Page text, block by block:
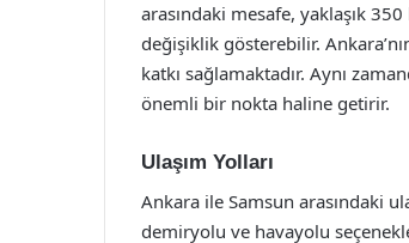
arasındaki mesafe, yaklaşık
değişiklik gösterebilir.
katkı sağlamaktadır. Aynı
önemli bir nokta haline getirir.
Ulaşım Yolları
Ankara ile Samsun arasındaki
demiryolu ve havayolu